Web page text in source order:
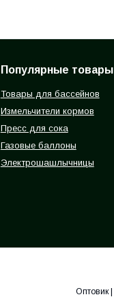
Популярные товары
Товары для бассейнов
Измельчители кормов
Пресс для сока
Газовые баллоны
Электрошашлычницы
Оптовик |